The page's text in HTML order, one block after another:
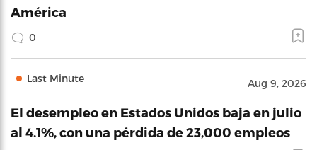
América
0
Last Minute Aug 9, 2026
El desempleo en Estados Unidos baja en julio
al 4.1%, con una pérdida de 23,000 empleos